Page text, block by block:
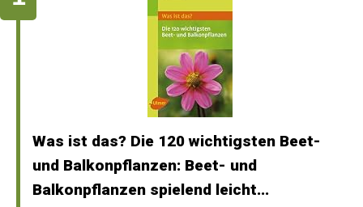
Was ist das? Die 120 wichtigsten Beet-
und Balkonpflanzen: Beet- und
Balkonpflanzen spielend leicht...